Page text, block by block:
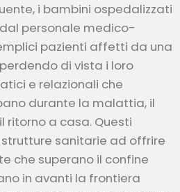
i bambini ospedalizzati
personale medico-
pazienti affetti da una
di vista i loro
e relazionali che
durante la malattia, il
ritorno a casa. Questi
sanitarie ad offrire
che superano il confine
in avanti la frontiera